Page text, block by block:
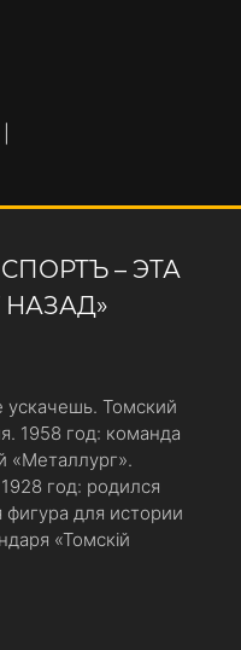
– ЭТА
ускачешь. Томский
1958 год: команда
«Металлург».
год: родился
для истории
«Томскiй